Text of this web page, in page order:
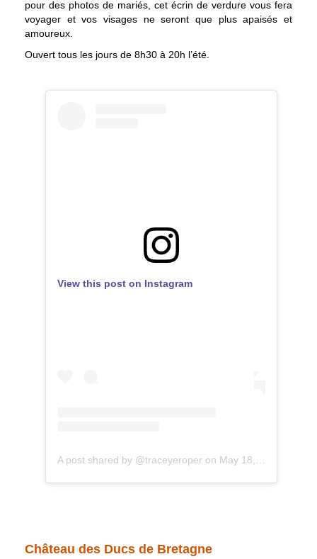
pour des photos de mariés, cet écrin de verdure vous fera
voyager et vos visages ne seront que plus apaisés et
amoureux.
Ouvert tous les jours de 8h30 à 20h l’été.
View this post on Instagram
A post shared by @traceyeroper on May 18, 2019 at 5:05pm PDT
Château des Ducs de Bretagne